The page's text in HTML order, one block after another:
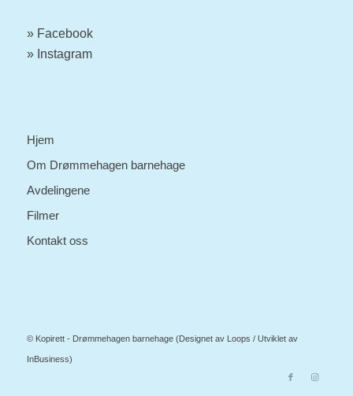
» Facebook
» Instagram
Hjem
Om Drømmehagen barnehage
Avdelingene
Filmer
Kontakt oss
© Kopirett - Drømmehagen barnehage (Designet av Loops / Utviklet av
InBusiness)